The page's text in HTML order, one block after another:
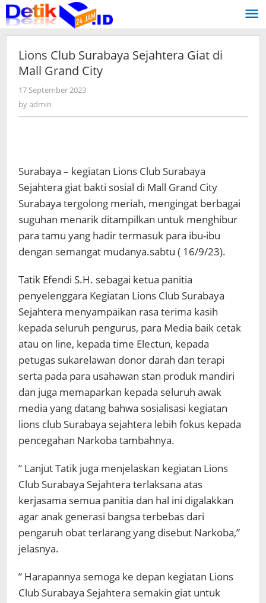
Skip
to
content
Lions Club Surabaya Sejahtera Giat di
Mall Grand City
17 September 2023
byadmin
Surabaya – kegiatan Lions Club Surabaya
Sejahtera giat bakti sosial di Mall Grand City
Surabaya tergolong meriah, mengingat berbagai
suguhan menarik ditampilkan untuk menghibur
para tamu yang hadir termasuk para ibu-ibu
dengan semangat mudanya.sabtu ( 16/9/23).
Tatik Efendi S.H. sebagai ketua panitia
penyelenggara Kegiatan Lions Club Surabaya
Sejahtera menyampaikan rasa terima kasih
kepada seluruh pengurus, para Media baik cetak
atau on line, kepada time Electun, kepada
petugas sukarelawan donor darah dan terapi
serta pada para usahawan stan produk mandiri
dan juga memaparkan kepada seluruh awak
media yang datang bahwa sosialisasi kegiatan
lions club Surabaya sejahtera lebih fokus kepada
pencegahan Narkoba tambahnya.
” Lanjut Tatik juga menjelaskan kegiatan Lions
Club Surabaya Sejahtera terlaksana atas
kerjasama semua panitia dan hal ini digalakkan
agar anak generasi bangsa terbebas dari
pengaruh obat terlarang yang disebut Narkoba,”
jelasnya.
” Harapannya semoga ke depan kegiatan Lions
Club Surabaya Sejahtera semakin giat untuk